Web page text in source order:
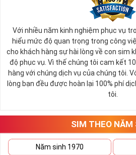
Đối tượng đăng ký:
Tất cả các thuê bao trả trước
nằm trong danh sách đăng ký
nhắn mời đăng ký từ MobiFone.
Các sim có trung bình chi tiêu
trở lên thường sẽ nhận được
Các thuê bao trả trước hòa
15/6/2023 có thể đăng ký
Thuê bảo chuyển từ mạng
chuyển từ mạng viễn thông
có thể sẽ được hưởng ưu đãi
Với nhiều năm kinh nghiệm phục vụ
hiểu mức độ quan trọng trong công
cho khách hàng sự hài lòng về con sim
độ phục vụ. Vì thế chúng tôi cam kết
hàng với chúng dịch vụ của chúng tôi.
lòng bạn đều được hoàn lại 100% phí
tôi.
SIM THEO NĂM
Năm sinh 1970